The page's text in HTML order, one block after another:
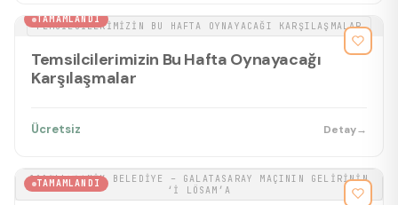
TEMSILCILERIMIZIN BU HAFTA OYNAYACAĞI KARŞILAŞMALAR
TAMAMLANDI
BASKETBOL
Temsilcilerimizin Bu Hafta Oynayacağı
Karşılaşmalar
Ücretsiz Detay→
SAMSUN CANIK BELEDIYE – GALATASARAY MAÇININ GELIRININ
‘I LÖSAM’A
TAMAMLANDI
BASKETBOL